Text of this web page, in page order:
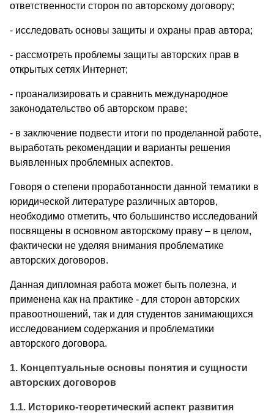
ответственности сторон по авторскому договору;
- исследовать основы защиты и охраны прав автора;
- рассмотреть проблемы защиты авторских прав в
открытых сетях Интернет;
- проанализировать и сравнить международное
законодательство об авторском праве;
- в заключение подвести итоги по проделанной работе,
выработать рекомендации и варианты решения
выявленных проблемных аспектов.
Говоря о степени проработанности данной тематики в
юридической литературе различных авторов,
необходимо отметить, что большинство исследований
посвящены в основном авторскому праву – в целом,
фактически не уделяя внимания проблематике
авторских договоров.
Данная дипломная работа может быть полезна, и
применена как на практике - для сторон авторских
правоотношений, так и для студентов занимающихся
исследованием содержания и проблематики
авторского договора.
1. Концептуальные основы понятия и сущности
авторских договоров
1.1. Историко-теоретический аспект развития